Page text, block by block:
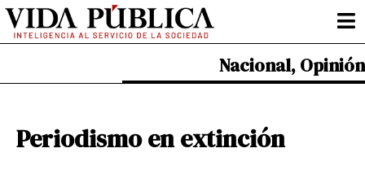
Ir
contenido
Nacional, Opinión
Periodismo en extinción